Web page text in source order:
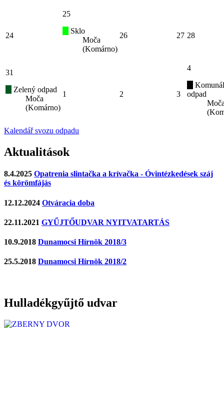
24
25
Sklo
Moča
(Komárno)
26 27 28
31
Zelený odpad
Moča
(Komárno)
1 2 3
4
odpad
Kalendář svozu odpadu
Aktualitások
8.4.2025 Opatrenia slintačka a krívačka - Óvintézkedések száj
és körömfájás
12.12.2024 Otváracia doba
22.11.2021 GYŰJTŐUDVAR NYITVATARTÁS
10.9.2018 Dunamocsi Hírnök 2018/3
25.5.2018 Dunamocsi Hírnök 2018/2
Hulladékgyűjtő udvar